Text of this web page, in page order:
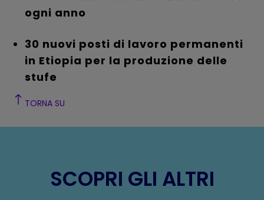
ogni anno
30 nuovi posti di lavoro permanenti
in Etiopia per la produzione delle
stufe
TORNA SU
SCOPRI GLI ALTRI